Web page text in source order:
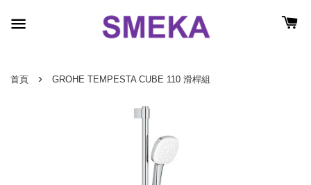
首頁 › GROHE TEMPESTA CUBE 110 滑桿組